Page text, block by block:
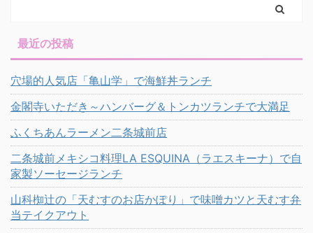
最近の投稿
穴場的人気店「亀山学」で海鮮丼ランチ
金閣寺いただき～ハンバーグ＆トンカツランチで大満足
ふくちあんラーメン二条城前店
二条城前メキシコ料理LA ESQUINA（ラエスキーナ）で自
家製ソーセージランチ
山科椥辻の「天むすのお店かぽり」で味噌カツと天むす弁
当テイクアウト